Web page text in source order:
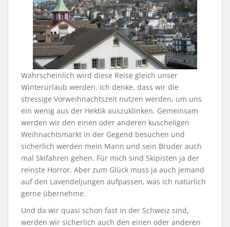
Wahrscheinlich wird diese Reise gleich unser
Winterurlaub werden. Ich denke, dass wir die
stressige Vorweihnachtszeit nutzen werden, um uns
ein wenig aus der Hektik auszuklinken. Gemeinsam
werden wir den einen oder anderen kuscheligen
Weihnachtsmarkt in der Gegend besuchen und
sicherlich werden mein Mann und sein Bruder auch
mal Skifahren gehen. Für mich sind Skipisten ja der
reinste Horror. Aber zum Glück muss ja auch jemand
auf den Lavendeljungen aufpassen, was ich natürlich
gerne übernehme.
Und da wir quasi schon fast in der Schweiz sind,
werden wir sicherlich auch den einen oder anderen